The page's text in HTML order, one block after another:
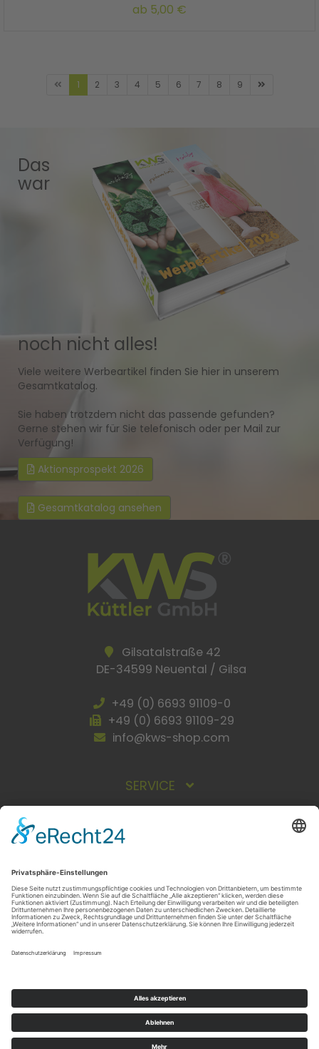
ab 5,00 €
1 2 3 4 5 6 7 8 9
Das
war
noch nicht alles!
Viele weitere Werbeartikel finden Sie hier in unserem
Gesamtkatalog.
Sie haben trotzdem nicht das passende gefunden?
Gerne stehen wir für Sie telefonisch oder per Mail zur
Verfügung!
Aktionsprospekt 2026
Gesamtkatalog ansehen
Gilsatalstraße 42
DE-34599 Neuental / Gilsa
+49 (0) 6693 91109-0
+49 (0) 6693 91109-29
info@kws-shop.com
SERVICE
INFORMATIONEN
ZAHLUNGSARTEN
Vorkasse Rechnung
*zzgl.Versandkosten